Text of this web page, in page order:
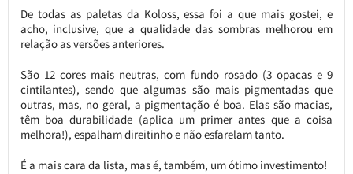
De todas as paletas da Koloss, essa foi a que mais gostei, e
acho, inclusive, que a qualidade das sombras melhorou em
relação as versões anteriores.
São 12 cores mais neutras, com fundo rosado (3 opacas e 9
cintilantes), sendo que algumas são mais pigmentadas que
outras, mas, no geral, a pigmentação é boa. Elas são macias,
têm boa durabilidade (aplica um primer antes que a coisa
melhora!), espalham direitinho e não esfarelam tanto.
É a mais cara da lista, mas é, também, um ótimo investimento!